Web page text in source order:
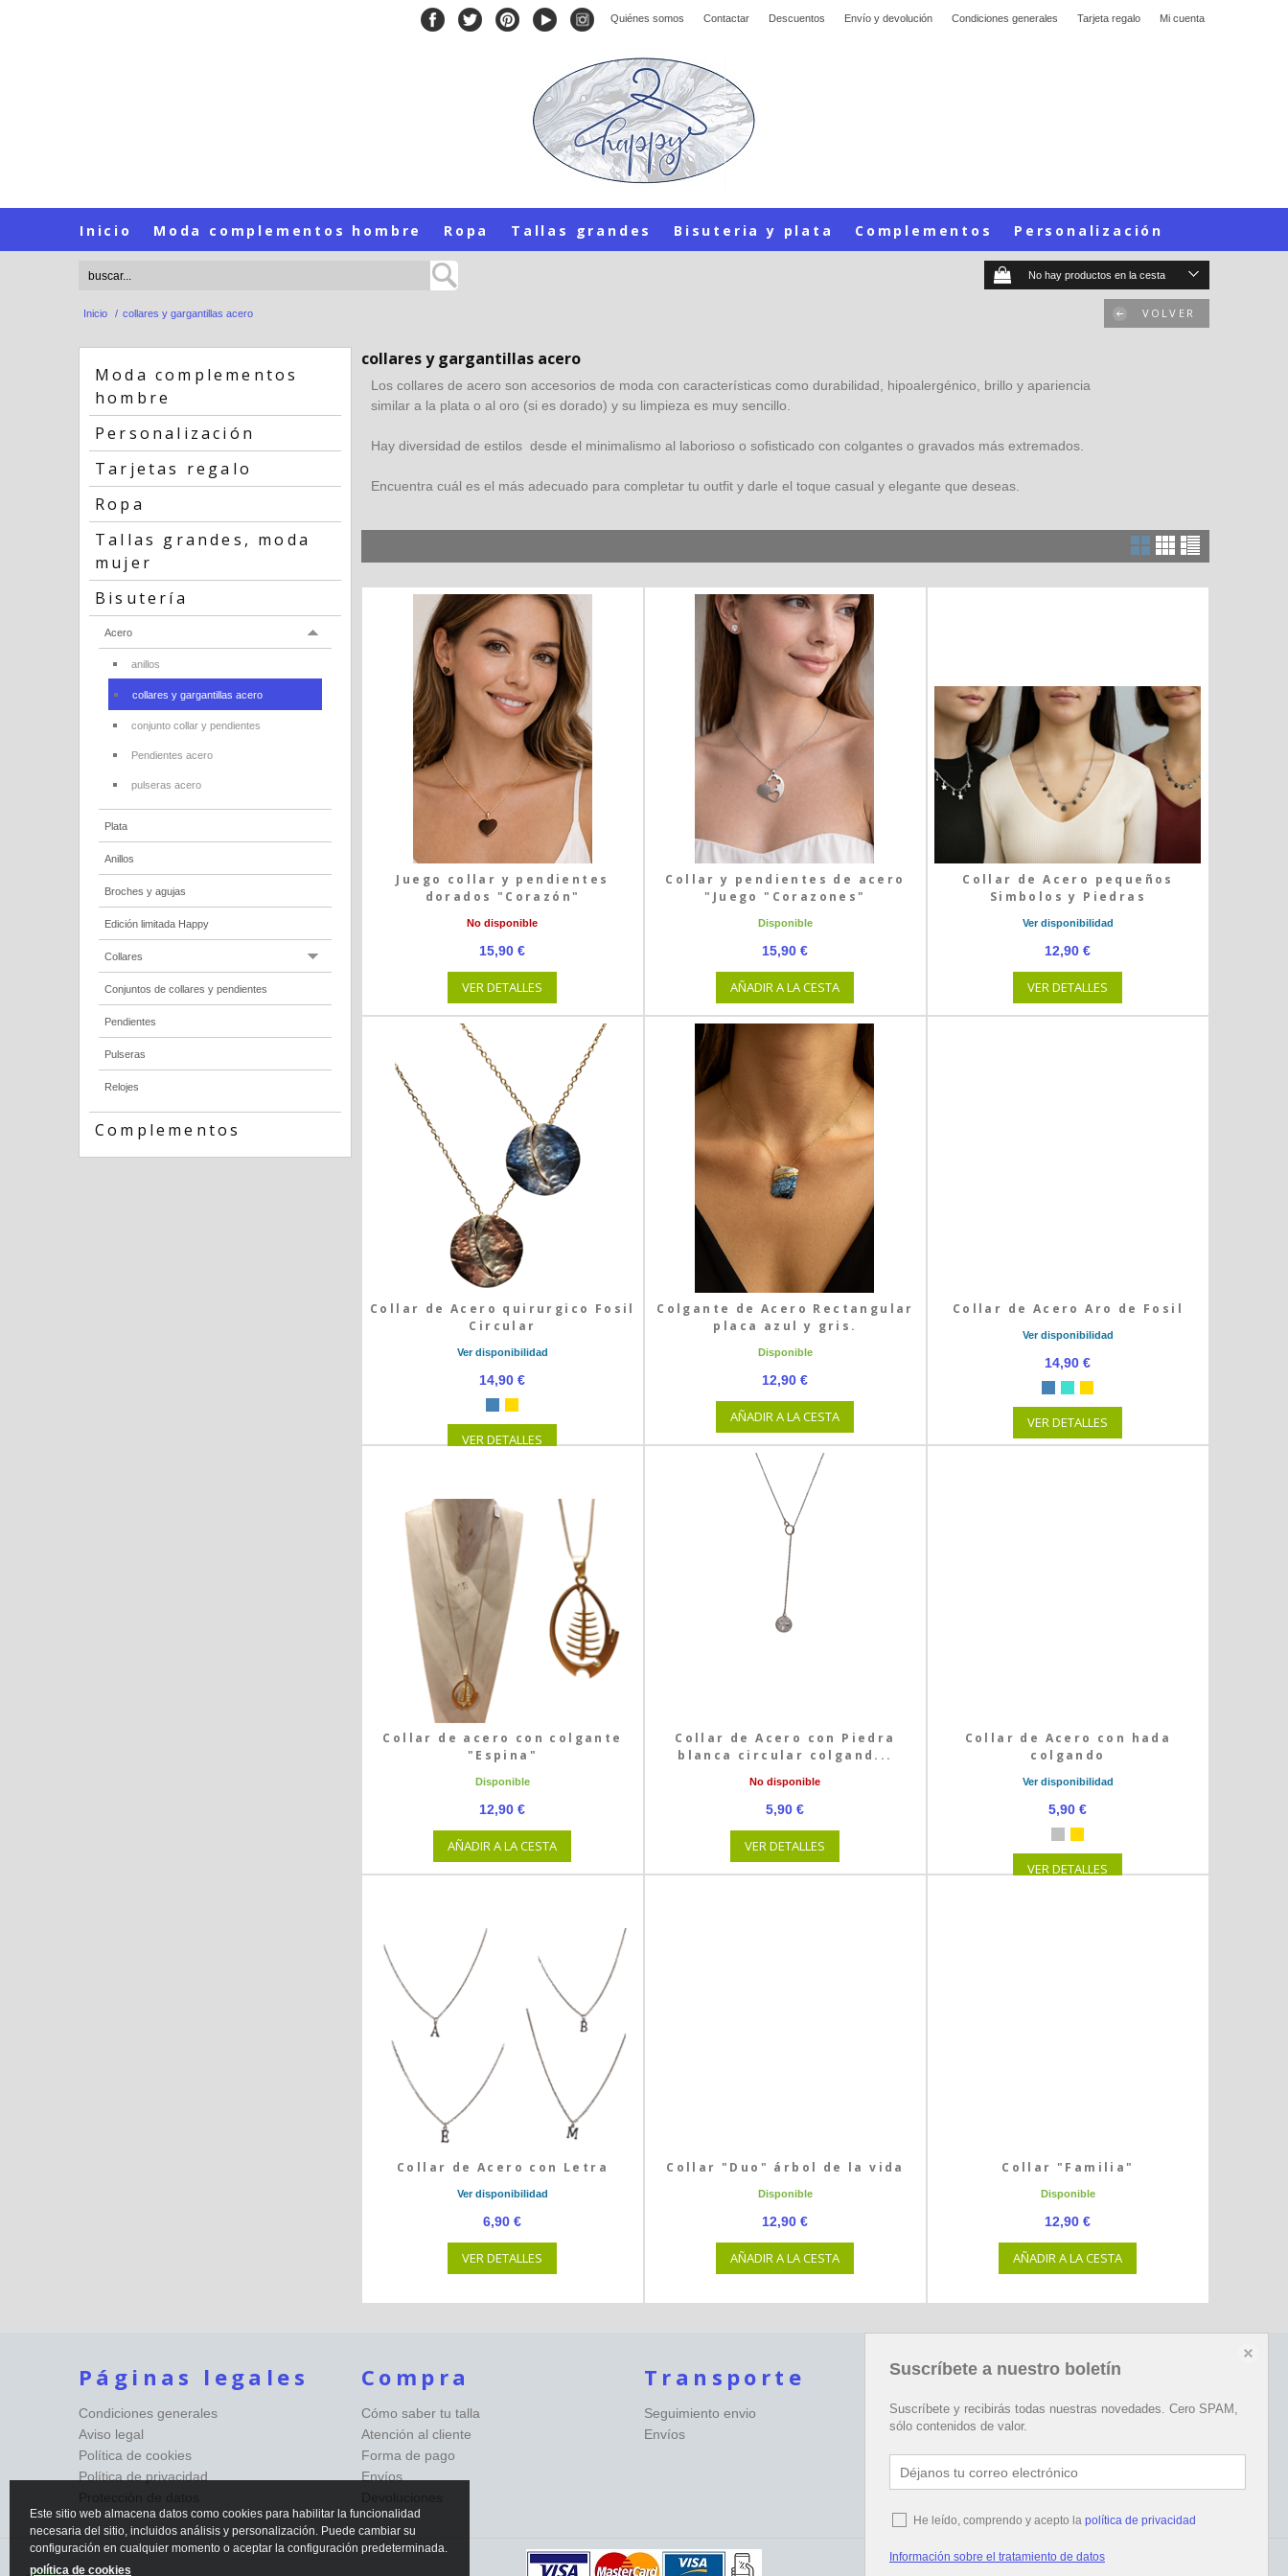
Quiénes somos Contactar Descuentos Envío y devolución Condiciones generales Tarjeta regalo Mi cuenta
Inicio Moda complementos hombre Ropa Tallas grandes Bisuteria y plata Complementos Personalización
No hay productos en la cesta
Inicio / collares y gargantillas acero VOLVER
Moda complementos
hombre
Personalización
Tarjetas regalo
Ropa
Tallas grandes, moda
mujer
Bisutería
Acero
anillos
collares y gargantillas acero
conjunto collar y pendientes
Pendientes acero
pulseras acero
Plata
Anillos
Broches y agujas
Edición limitada Happy
Collares
Conjuntos de collares y pendientes
Pendientes
Pulseras
Relojes
Complementos
collares y gargantillas acero
Los collares de acero son accesorios de moda con características como durabilidad, hipoalergénico, brillo y apariencia
similar a la plata o al oro (si es dorado) y su limpieza es muy sencillo.
Hay diversidad de estilos desde el minimalismo al laborioso o sofisticado con colgantes o gravados más extremados.
Encuentra cuál es el más adecuado para completar tu outfit y darle el toque casual y elegante que deseas.
Juego collar y pendientes
dorados "Corazón"
No disponible
15,90 €
VER DETALLES
Collar y pendientes de acero
"Juego "Corazones"
Disponible
15,90 €
AÑADIR A LA CESTA
Collar de Acero pequeños
Simbolos y Piedras
Ver disponibilidad
12,90 €
VER DETALLES
Collar de Acero quirurgico Fosil
Circular
Ver disponibilidad
14,90 €
VER DETALLES
Colgante de Acero Rectangular
placa azul y gris.
Disponible
12,90 €
AÑADIR A LA CESTA
Collar de Acero Aro de Fosil
Ver disponibilidad
14,90 €
VER DETALLES
Collar de acero con colgante
"Espina"
Disponible
12,90 €
AÑADIR A LA CESTA
Collar de Acero con Piedra
blanca circular colgand...
No disponible
5,90 €
VER DETALLES
Collar de Acero con hada
colgando
Ver disponibilidad
5,90 €
VER DETALLES
Collar de Acero con Letra
Ver disponibilidad
6,90 €
VER DETALLES
Collar "Duo" árbol de la vida
Disponible
12,90 €
AÑADIR A LA CESTA
Collar "Familia"
Disponible
12,90 €
AÑADIR A LA CESTA
Páginas legales
Condiciones generales
Aviso legal
Política de cookies
Política de privacidad
Compra
Cómo saber tu talla
Atención al cliente
Forma de pago
Envíos
Transporte
Seguimiento envio
Envíos
Redes sociales
Happy
Este sitio web almacena datos como cookies para habilitar la funcionalidad
necesaria del sitio, incluidos análisis y personalización. Puede cambiar su
configuración en cualquier momento o aceptar la configuración predeterminada.
política de cookies
Suscríbete a nuestro boletín
Suscríbete y recibirás todas nuestras novedades. Cero SPAM,
sólo contenidos de valor.
He leído, comprendo y acepto la política de privacidad
Información sobre el tratamiento de datos